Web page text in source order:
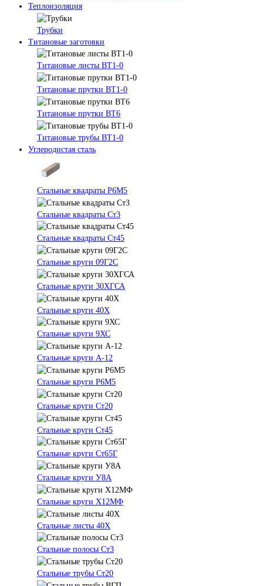
Теплоизоляция
Трубки
Титановые заготовки
Титановые листы ВТ1-0
Титановые прутки ВТ1-0
Титановые прутки ВТ6
Титановые трубы ВТ1-0
Углеродистая сталь
Стальные квадраты Р6М5
Стальные квадраты Ст3
Стальные квадраты Ст45
Стальные круги 09Г2С
Стальные круги 30ХГСА
Стальные круги 40Х
Стальные круги 9ХС
Стальные круги А-12
Стальные круги Р6М5
Стальные круги Ст20
Стальные круги Ст45
Стальные круги Ст65Г
Стальные круги У8А
Стальные круги Х12МФ
Стальные листы 40Х
Стальные полосы Ст3
Стальные трубы Ст20